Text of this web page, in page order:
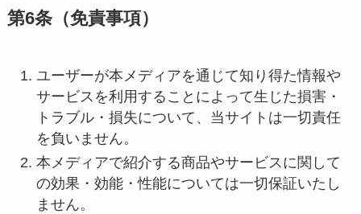
第6条（免責事項）
ユーザーが本メディアを通じて知り得た情報や
サービスを利用することによって生じた損害・
トラブル・損失について、当サイトは一切責任
を負いません。
本メディアで紹介する商品やサービスに関して
の効果・効能・性能については一切保証いたし
ません。